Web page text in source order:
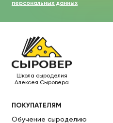
персональных данных
Школа сыроделия
Алексея Сыровера
ПОКУПАТЕЛЯМ
Обучение сыроделию